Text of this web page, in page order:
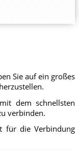
Sie auf ein großes
dem schnellsten
verbinden.
für die Verbindung